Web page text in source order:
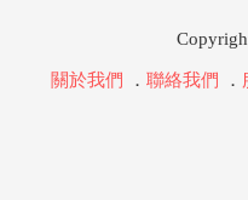
關於我們 ． 聯絡我們 ．